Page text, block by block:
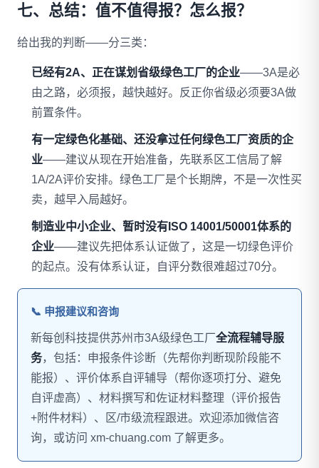
七、总结：值不值得报？怎么报？
给出我的判断——分三类：
已经有2A、正在谋划省级绿色工厂的企业——3A是必
由之路，必须报，越快越好。反正你省级必须要3A做
前置条件。
有一定绿色化基础、还没拿过任何绿色工厂资质的企
业——建议从现在开始准备，先联系区工信局了解
1A/2A评价安排。绿色工厂是个长期牌，不是一次性买
卖，越早入局越好。
制造业中小企业、暂时没有ISO 14001/50001体系的
企业——建议先把体系认证做了，这是一切绿色评价
的起点。没有体系认证，自评分数很难超过70分。
📞 申报建议和咨询
新每创科技提供苏州市3A级绿色工厂全流程辅导服
务，包括：申报条件诊断（先帮你判断现阶段能不
能报）、评价体系自评辅导（帮你逐项打分、避免
自评虚高）、材料撰写和佐证材料整理（评价报告
+附件材料）、区/市级流程跟进。欢迎添加微信咨
询，或访问 xm-chuang.com 了解更多。